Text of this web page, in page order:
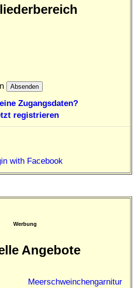
Zugangsdaten?
registrieren
with Facebook
Werbung
Angebote
Meerschweinchengarnitur